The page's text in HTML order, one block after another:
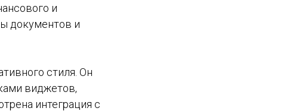
и
документов и
стиля. Он
виджетов,
интеграция с